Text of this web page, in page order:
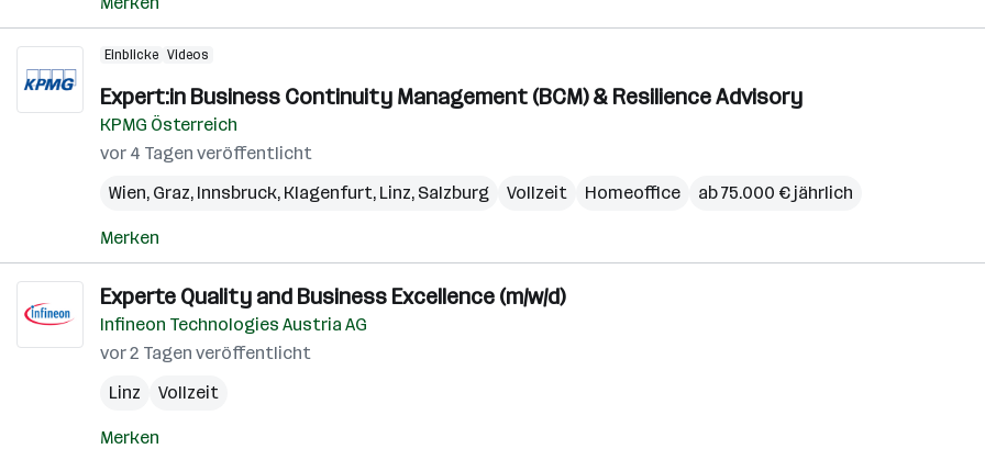
Einblicke Videos
Expert:in Business Continuity Management (BCM) & Resilience Advisory
KPMG Österreich
vor 4 Tagen veröffentlicht
Wien, Graz, Innsbruck, Klagenfurt, Linz, Salzburg Vollzeit Homeoffice ab 75.000 € jährlich
Merken
Experte Quality and Business Excellence (m/w/d)
Infineon Technologies Austria AG
vor 2 Tagen veröffentlicht
Linz
Vollzeit
Merken